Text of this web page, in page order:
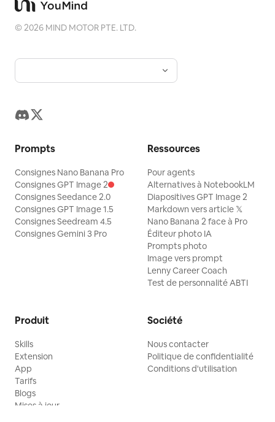
©2026 MIND MOTOR PTE. LTD.
Prompts
Consignes Nano Banana Pro
Consignes GPT Image 2
Consignes Seedance 2.0
Consignes GPT Image 1.5
Consignes Seedream 4.5
Consignes Gemini 3 Pro
Ressources
Pour agents
Alternatives à NotebookLM
Diapositives GPT Image 2
Markdown vers article 𝕏
Nano Banana 2 face à Pro
Éditeur photo IA
Prompts photo
Image vers prompt
Lenny Career Coach
Test de personnalité ABTI
Produit
Skills
Extension
App
Tarifs
Blogs
Mises à jour
Société
Nous contacter
Politique de confidentialité
Conditions d'utilisation